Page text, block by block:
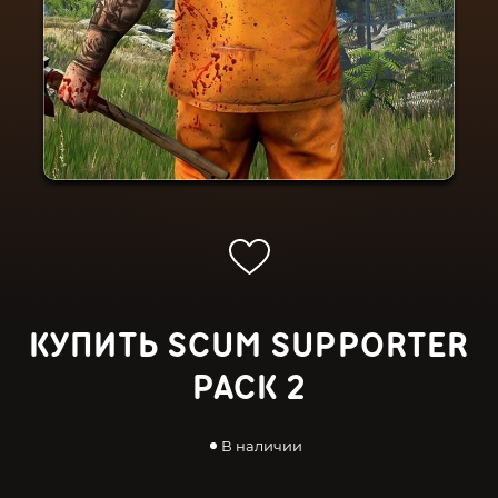
КУПИТЬ SCUM SUPPORTER
PACK 2
В наличии